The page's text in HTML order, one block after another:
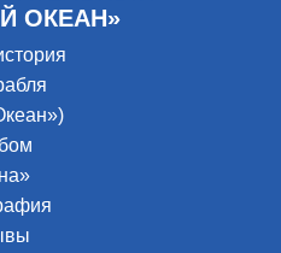
ОКЕАН»